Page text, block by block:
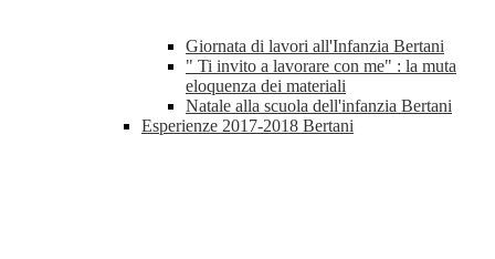
Giornata di lavori all'Infanzia Bertani
" Ti invito a lavorare con me" : la muta
eloquenza dei materiali
Natale alla scuola dell'infanzia Bertani
Esperienze 2017-2018 Bertani